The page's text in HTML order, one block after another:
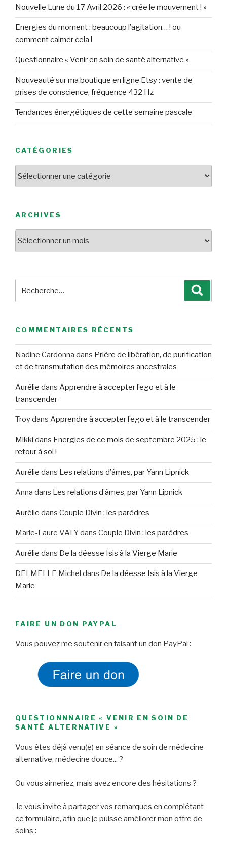
Nouvelle Lune du 17 Avril 2026 : « crée le mouvement ! »
Energies du moment : beaucoup l’agitation… ! ou
comment calmer cela !
Questionnaire « Venir en soin de santé alternative »
Nouveauté sur ma boutique en ligne Etsy : vente de
prises de conscience, fréquence 432 Hz
Tendances énergétiques de cette semaine pascale
CATÉGORIES
ARCHIVES
COMMENTAIRES RÉCENTS
Nadine Cardonna dans Prière de libération, de purification
et de transmutation des mémoires ancestrales
Aurélie dans Apprendre à accepter l’ego et à le
transcender
Troydans Apprendre à accepter l’ego et à le transcender
Mikki dans Energies de ce mois de septembre 2025 : le
retour à soi !
Aurélie dans Les relations d’âmes, par Yann Lipnick
Anna dans Les relations d’âmes, par Yann Lipnick
Aurélie dans Couple Divin : les parèdres
Marie-Laure VALYdans Couple Divin : les parèdres
Aurélie dans De la déesse Isis à la Vierge Marie
DELMELLE Michel dans De la déesse Isis à la Vierge
Marie
FAIRE UN DON PAYPAL
Vous pouvez me soutenir en faisant un don PayPal :
QUESTIONNNAIRE « VENIR EN SOIN DE
SANTÉ ALTERNATIVE »
Vous êtes déjà venu(e) en séance de soin de médecine
alternative, médecine douce... ?
Ou vous aimeriez, mais avez encore des hésitations ?
Je vous invite à partager vos remarques en complétant
ce formulaire, afin que je puisse améliorer mon offre de
soins :